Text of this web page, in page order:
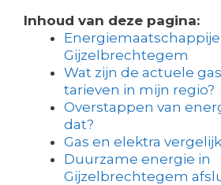
Inhoud van deze pagina:
Gijzelbrechtegem
Wat zijn de actuele
tarieven in mijn regio?
Overstappen van
dat?
Gas en elektra
Duurzame energie in
Gijzelbrechtegem